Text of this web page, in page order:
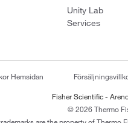
Unity Lab
Services
Hemsidan
Fisher Scientific -
© 2026 Thermo